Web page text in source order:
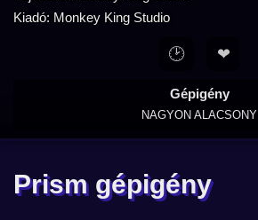
Kiadó: Monkey King Studio
Gépigény
NAGYON ALACSONY
🕑 ❤
Prism gépigény